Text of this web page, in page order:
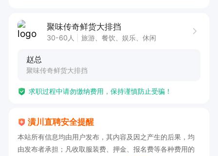
店）各类菜品的烹饪工作，确保菜品质量稳定。
速度。
用进行合理规划与监督。
全规范。
有意向🉑电话沟通，请告知【潢川直聘】看到的😊
聚味传奇鲜货大排挡
30-60人 旅游、餐饮、娱乐、休闲
赵总
聚味传奇鲜货大排挡
求职过程中请勿缴纳费用，保持谨慎防止受骗！
潢川直聘安全提醒
本站所有信息均由用户发布，其内容及因之产生的后果，均
由发布者承担；凡收取服装费、押金、报名费等各种费用的